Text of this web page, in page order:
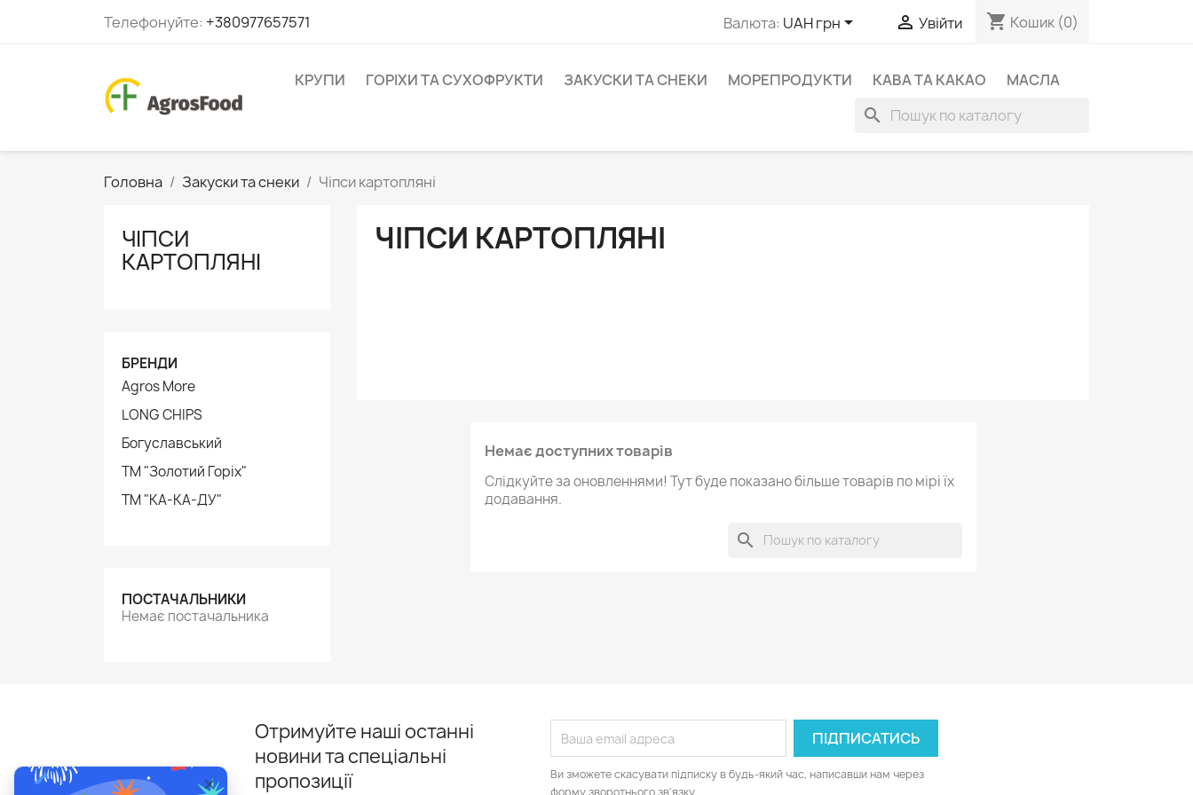
Телефонуйте: +380977657571 Валюта: UAH грн  Увійти shopping_cart Кошик (0)
КРУПИ ГОРІХИ ТА СУХОФРУКТИ ЗАКУСКИ ТА СНЕКИ МОРЕПРОДУКТИ КАВА ТА КАКАО МАСЛА
search
Головна Закуски та снеки Чіпси картопляні
ЧІПСИ
КАРТОПЛЯНІ
БРЕНДИ
Agros More
LONG CHIPS
Богуславський
ТМ "Золотий Горіх"
ТМ "КА-КА-ДУ"
ПОСТАЧАЛЬНИКИ
Немає постачальника
ЧІПСИ КАРТОПЛЯНІ
Немає доступних товарів
Слідкуйте за оновленнями! Тут буде показано більше товарів по мірі їх
додавання.
search
Отримуйте наші останні
новини та спеціальні
пропозиції
Ви зможете скасувати підписку в будь-який час, написавши нам через
форму зворотнього зв'язку.